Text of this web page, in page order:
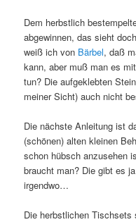
Dem herbstlich
abgewinnen, das sieht
weiß ich von Bärbel, daß
kann, aber muß man es
tun? Die aufgeklebten
meiner Sicht) auch nicht
Die nächste Anleitung ist
(schönen) alten kleinen
schon hübsch anzusehen
braucht man? Die gibt es
irgendwo…
Die herbstlichen